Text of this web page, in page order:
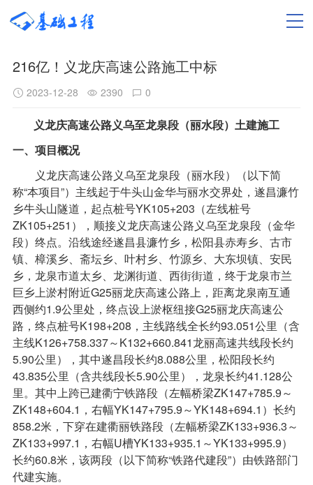
216亿！义龙庆高速公路施工中标
2023-12-28 2390 0
义龙庆高速公路义乌至龙泉段（丽水段）土建施工
一、项目概况
义龙庆高速公路义乌至龙泉段（丽水段）（以下简
称“本项目”）主线起于牛头山金华与丽水交界处，遂昌濂竹
乡牛头山隧道，起点桩号YK105+203（左线桩号
ZK105+251），顺接义龙庆高速公路义乌至龙泉段（金华
段）终点。沿线途经遂昌县濂竹乡，松阳县赤寿乡、古市
镇、樟溪乡、斋坛乡、叶村乡、竹源乡、大东坝镇、安民
乡，龙泉市道太乡、龙渊街道、西街街道，终于龙泉市兰
巨乡上淤村附近G25丽龙庆高速公路上，距离龙泉南互通
西侧约1.9公里处，终点设上淤枢纽接G25丽龙庆高速公
路，终点桩号K198+208，主线路线全长约93.051公里（含
主线K126+758.337～K132+660.841龙丽高速共线段长约
5.90公里），其中遂昌段长约8.088公里，松阳段长约
43.835公里（含共线段长5.90公里），龙泉长约41.128公
里。其中上跨已建衢宁铁路段（左幅桥梁ZK147+785.9～
ZK148+604.1，右幅YK147+795.9～YK148+694.1）长约
858.2米，下穿在建衢丽铁路段（左幅桥梁ZK133+936.3～
ZK133+997.1，右幅U槽YK133+935.1～YK133+995.9）
长约60.8米，该两段（以下简称“铁路代建段”）由铁路部门
代建实施。